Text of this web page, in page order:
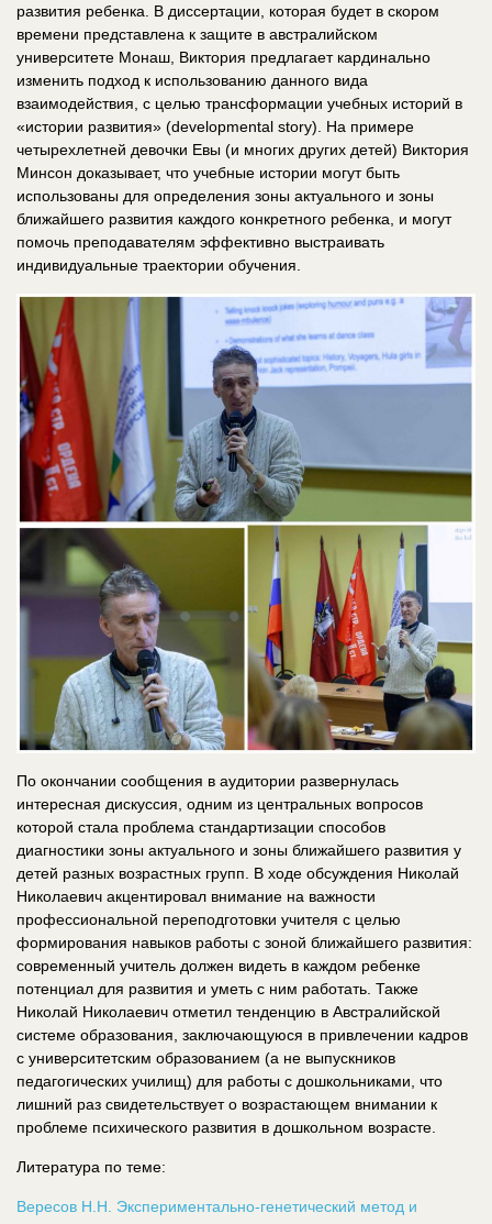
развития ребенка. В диссертации, которая будет в скором
времени представлена к защите в австралийском
университете Монаш, Виктория предлагает кардинально
изменить подход к использованию данного вида
взаимодействия, с целью трансформации учебных историй в
«истории развития» (developmental story). На примере
четырехлетней девочки Евы (и многих других детей) Виктория
Минсон доказывает, что учебные истории могут быть
использованы для определения зоны актуального и зоны
ближайшего развития каждого конкретного ребенка, и могут
помочь преподавателям эффективно выстраивать
индивидуальные траектории обучения.
По окончании сообщения в аудитории развернулась
интересная дискуссия, одним из центральных вопросов
которой стала проблема стандартизации способов
диагностики зоны актуального и зоны ближайшего развития у
детей разных возрастных групп. В ходе обсуждения Николай
Николаевич акцентировал внимание на важности
профессиональной переподготовки учителя с целью
формирования навыков работы с зоной ближайшего развития:
современный учитель должен видеть в каждом ребенке
потенциал для развития и уметь с ним работать. Также
Николай Николаевич отметил тенденцию в Австралийской
системе образования, заключающуюся в привлечении кадров
с университетским образованием (а не выпускников
педагогических училищ) для работы с дошкольниками, что
лишний раз свидетельствует о возрастающем внимании к
проблеме психического развития в дошкольном возрасте.
Литература по теме:
Вересов Н.Н. Экспериментально-генетический метод и